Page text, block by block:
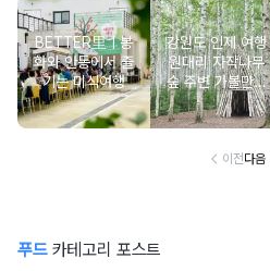
BETTER里ㅣ봉
화와 안동에서 즐
기는 미식여행
강원도 인제 여행
원대리 자작나무
숲 주변 가볼만한
곳 추천 :: 인제 자
작나무 숲, 자작나
인환문학관, 책방
이전다음
푸드카테고리 포스트